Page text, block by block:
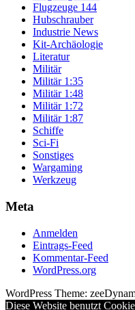
Flugzeuge 144
Hubschrauber
Industrie News
Kit-Archäologie
Literatur
Militär
Militär 1:35
Militär 1:48
Militär 1:72
Militär 1:87
Schiffe
Sci-Fi
Sonstiges
Wargaming
Werkzeug
Meta
Anmelden
Eintrags-Feed
Kommentar-Feed
WordPress.org
WordPress Theme:
Diese Website benutzt